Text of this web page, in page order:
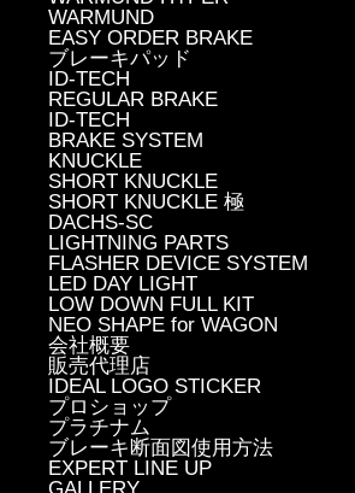
WARMUND
EASY ORDER BRAKE
ブレーキパッド
ID-TECH
REGULAR BRAKE
ID-TECH
BRAKE SYSTEM
KNUCKLE
SHORT KNUCKLE
SHORT KNUCKLE 極
DACHS-SC
LIGHTNING PARTS
FLASHER DEVICE SYSTEM
LED DAY LIGHT
LOW DOWN FULL KIT
NEO SHAPE for WAGON
会社概要
販売代理店
IDEAL LOGO STICKER
プロショップ
プラチナム
ブレーキ断面図使用方法
EXPERT LINE UP